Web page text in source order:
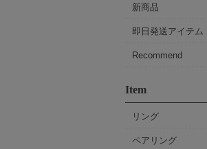
新商品
即日発送アイテム
Recommend
Item
リング
ペアリング